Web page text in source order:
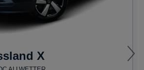
X